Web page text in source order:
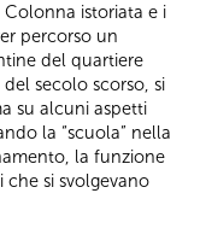
Colonna istoriata e i
percorso un
del quartiere
secolo scorso, si
su alcuni aspetti
la “scuola” nella
la funzione
che si svolgevano